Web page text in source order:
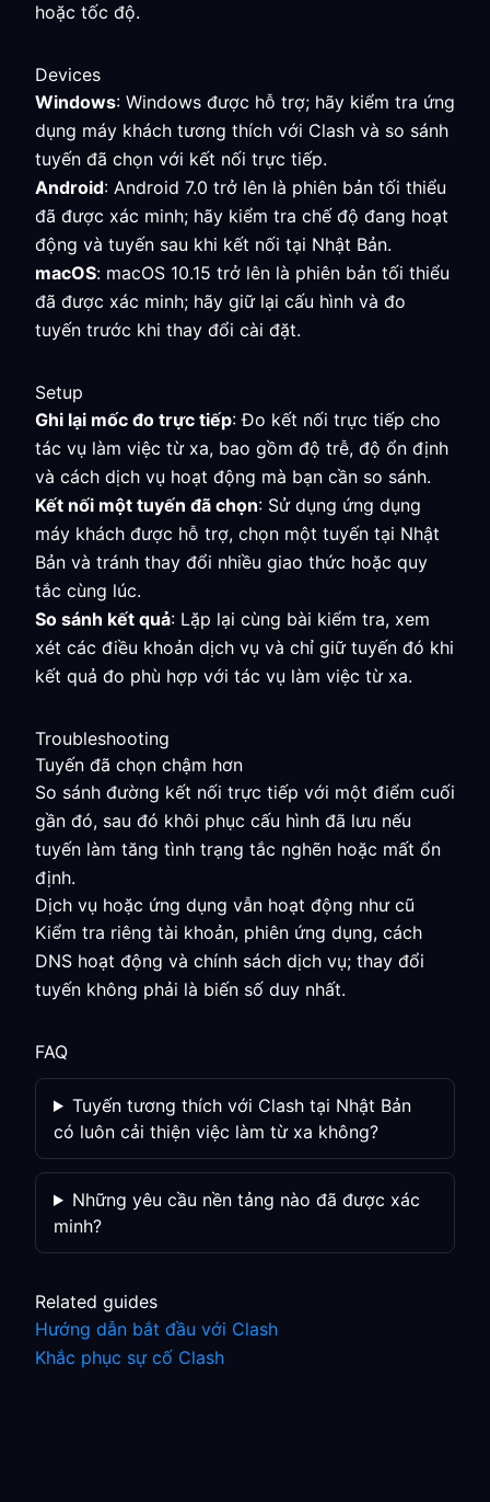
hoặc tốc độ.
Devices
Windows: Windows được hỗ trợ; hãy kiểm tra ứng
dụng máy khách tương thích với Clash và so sánh
tuyến đã chọn với kết nối trực tiếp.
Android: Android 7.0 trở lên là phiên bản tối thiểu
đã được xác minh; hãy kiểm tra chế độ đang hoạt
động và tuyến sau khi kết nối tại Nhật Bản.
macOS: macOS 10.15 trở lên là phiên bản tối thiểu
đã được xác minh; hãy giữ lại cấu hình và đo
tuyến trước khi thay đổi cài đặt.
Setup
Ghi lại mốc đo trực tiếp: Đo kết nối trực tiếp cho
tác vụ làm việc từ xa, bao gồm độ trễ, độ ổn định
và cách dịch vụ hoạt động mà bạn cần so sánh.
Kết nối một tuyến đã chọn: Sử dụng ứng dụng
máy khách được hỗ trợ, chọn một tuyến tại Nhật
Bản và tránh thay đổi nhiều giao thức hoặc quy
tắc cùng lúc.
So sánh kết quả: Lặp lại cùng bài kiểm tra, xem
xét các điều khoản dịch vụ và chỉ giữ tuyến đó khi
kết quả đo phù hợp với tác vụ làm việc từ xa.
Troubleshooting
Tuyến đã chọn chậm hơn
So sánh đường kết nối trực tiếp với một điểm cuối
gần đó, sau đó khôi phục cấu hình đã lưu nếu
tuyến làm tăng tình trạng tắc nghẽn hoặc mất ổn
định.
Dịch vụ hoặc ứng dụng vẫn hoạt động như cũ
Kiểm tra riêng tài khoản, phiên ứng dụng, cách
DNS hoạt động và chính sách dịch vụ; thay đổi
tuyến không phải là biến số duy nhất.
FAQ
Tuyến tương thích với Clash tại Nhật Bản
có luôn cải thiện việc làm từ xa không?
Những yêu cầu nền tảng nào đã được xác
minh?
Related guides
Hướng dẫn bắt đầu với Clash
Khắc phục sự cố Clash